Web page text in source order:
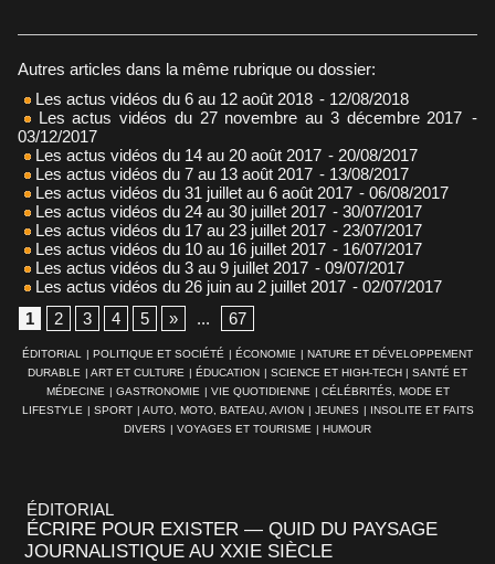
Autres articles dans la même rubrique ou dossier:
Les actus vidéos du 6 au 12 août 2018 - 12/08/2018
Les actus vidéos du 27 novembre au 3 décembre 2017 -
03/12/2017
Les actus vidéos du 14 au 20 août 2017 - 20/08/2017
Les actus vidéos du 7 au 13 août 2017 - 13/08/2017
Les actus vidéos du 31 juillet au 6 août 2017 - 06/08/2017
Les actus vidéos du 24 au 30 juillet 2017 - 30/07/2017
Les actus vidéos du 17 au 23 juillet 2017 - 23/07/2017
Les actus vidéos du 10 au 16 juillet 2017 - 16/07/2017
Les actus vidéos du 3 au 9 juillet 2017 - 09/07/2017
Les actus vidéos du 26 juin au 2 juillet 2017 - 02/07/2017
1
2 3 4 5 » ... 67
ÉDITORIAL | POLITIQUE ET SOCIÉTÉ | ÉCONOMIE | NATURE ET DÉVELOPPEMENT
DURABLE | ART ET CULTURE | ÉDUCATION | SCIENCE ET HIGH-TECH | SANTÉ ET
MÉDECINE | GASTRONOMIE | VIE QUOTIDIENNE | CÉLÉBRITÉS, MODE ET
LIFESTYLE | SPORT | AUTO, MOTO, BATEAU, AVION | JEUNES | INSOLITE ET FAITS
DIVERS | VOYAGES ET TOURISME | HUMOUR
ÉDITORIAL
ÉCRIRE POUR EXISTER — QUID DU PAYSAGE
JOURNALISTIQUE AU XXIE SIÈCLE